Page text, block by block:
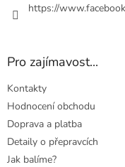
https://
Pro zajímavost...
Kontakty
Hodnocení obchodu
Doprava a platba
Detaily o přepravcích
Jak balíme?